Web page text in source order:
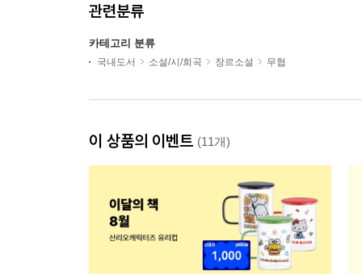
관련분류
카테고리 분류
국내도서 소설/시/희곡 장르소설 무협
이 상품의 이벤트 (11개)